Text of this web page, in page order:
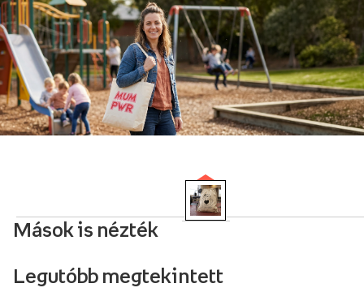
Mások is nézték
Legutóbb megtekintett